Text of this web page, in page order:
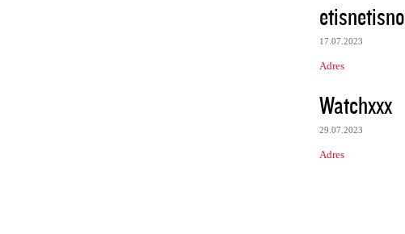
etisnetisno
17.07.2023
Adres
Watchxxx
29.07.2023
Adres